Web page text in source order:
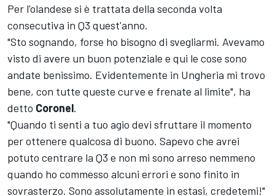
Per l'olandese si è trattata della seconda volta
consecutiva in Q3 quest'anno.
"Sto sognando, forse ho bisogno di svegliarmi. Avevamo
visto di avere un buon potenziale e qui le cose sono
andate benissimo. Evidentemente in Ungheria mi trovo
bene, con tutte queste curve e frenate al limite", ha
detto Coronel.
"Quando ti senti a tuo agio devi sfruttare il momento
per ottenere qualcosa di buono. Sapevo che avrei
potuto centrare la Q3 e non mi sono arreso nemmeno
quando ho commesso alcuni errori e sono finito in
sovrasterzo. Sono assolutamente in estasi, credetemi!"